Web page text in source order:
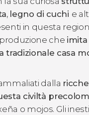
, legno di cuchi e
in questa
che imita
tradizionale casa
dalla
civiltà
o mojos. Gli